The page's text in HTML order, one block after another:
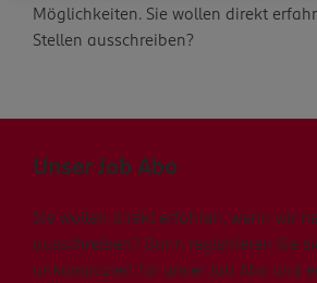
Möglichkeiten. Sie wollen direkt
Stellen ausschreiben?
Unser Job Abo
Sie wollen direkt erfahren, wenn wir
ausschreiben? Dann registrieren Sie
unkompliziert für unser Job Abo und